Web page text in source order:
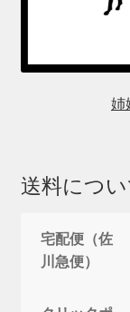
姉
送料につい
宅配便（佐
川急便）